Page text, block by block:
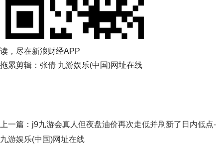
读，尽在新浪财经APP
拖累剪辑：张倩 九游娱乐(中国)网址在线
上一篇： j9九游会真人但夜盘油价再次走低并刷新了日内低点-
九游娱乐(中国)网址在线